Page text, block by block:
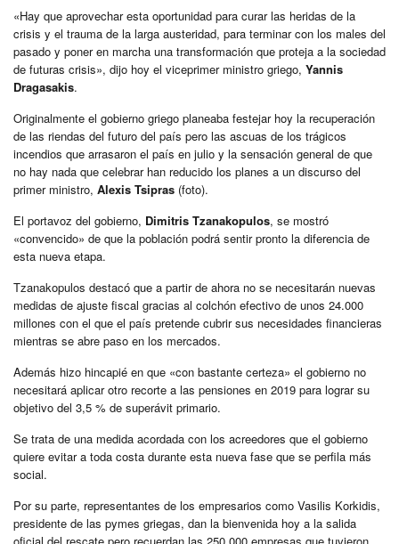
«Hay que aprovechar esta oportunidad para curar las heridas de la
crisis y el trauma de la larga austeridad, para terminar con los males del
pasado y poner en marcha una transformación que proteja a la sociedad
de futuras crisis», dijo hoy el viceprimer ministro griego, Yannis
Dragasakis.
Originalmente el gobierno griego planeaba festejar hoy la recuperación
de las riendas del futuro del país pero las ascuas de los trágicos
incendios que arrasaron el país en julio y la sensación general de que
no hay nada que celebrar han reducido los planes a un discurso del
primer ministro, Alexis Tsipras (foto).
El portavoz del gobierno, Dimitris Tzanakopulos, se mostró
«convencido» de que la población podrá sentir pronto la diferencia de
esta nueva etapa.
Tzanakopulos destacó que a partir de ahora no se necesitarán nuevas
medidas de ajuste fiscal gracias al colchón efectivo de unos 24.000
millones con el que el país pretende cubrir sus necesidades financieras
mientras se abre paso en los mercados.
Además hizo hincapié en que «con bastante certeza» el gobierno no
necesitará aplicar otro recorte a las pensiones en 2019 para lograr su
objetivo del 3,5 % de superávit primario.
Se trata de una medida acordada con los acreedores que el gobierno
quiere evitar a toda costa durante esta nueva fase que se perfila más
social.
Por su parte, representantes de los empresarios como Vasilis Korkidis,
presidente de las pymes griegas, dan la bienvenida hoy a la salida